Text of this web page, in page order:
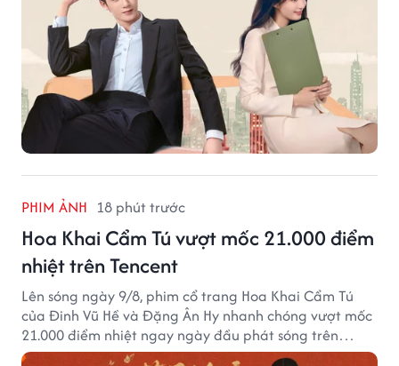
PHIM ẢNH 18 phút trước
Hoa Khai Cẩm Tú vượt mốc 21.000 điểm
nhiệt trên Tencent
Lên sóng ngày 9/8, phim cổ trang Hoa Khai Cẩm Tú
của Đinh Vũ Hề và Đặng Ân Hy nhanh chóng vượt mốc
21.000 điểm nhiệt ngay ngày đầu phát sóng trên
Tencent Video.